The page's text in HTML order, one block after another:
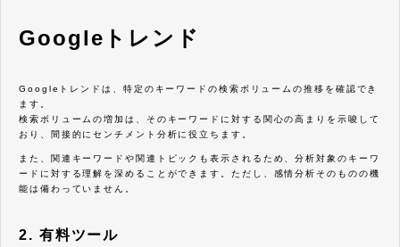
Googleトレンド
Googleトレンドは、特定のキーワードの検索ボリュームの推移を確認でき
ます。
検索ボリュームの増加は、そのキーワードに対する関心の高まりを示唆して
おり、間接的にセンチメント分析に役立ちます。
また、関連キーワードや関連トピックも表示されるため、分析対象のキーワ
ードに対する理解を深めることができます。ただし、感情分析そのものの機
能は備わっていません。
2. 有料ツール